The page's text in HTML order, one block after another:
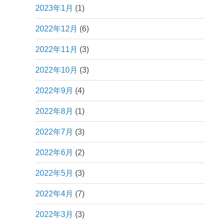
2023年1月 (1)
2022年12月 (6)
2022年11月 (3)
2022年10月 (3)
2022年9月 (4)
2022年8月 (1)
2022年7月 (3)
2022年6月 (2)
2022年5月 (3)
2022年4月 (7)
2022年3月 (3)